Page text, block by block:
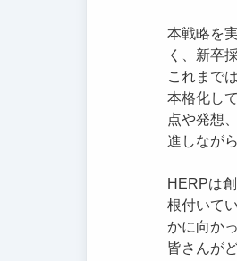
本戦略を
く、新卒
これまで
本格化し
点や発想
進しなが
HERPは
根付いて
かに向か
皆さんが